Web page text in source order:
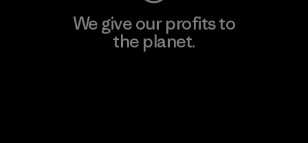
We give our profits to
the planet.